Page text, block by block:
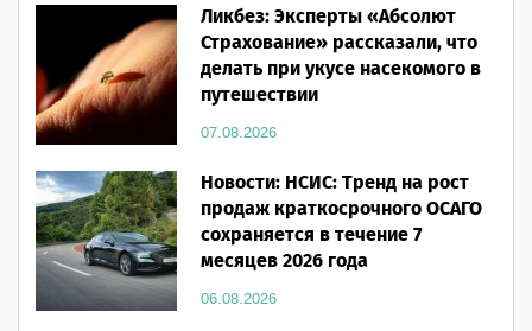
Ликбез: Эксперты «Абсолют
Страхование» рассказали, что
делать при укусе насекомого в
путешествии
07.08.2026
Новости: НСИС: Тренд на рост
продаж краткосрочного ОСАГО
сохраняется в течение 7
месяцев 2026 года
06.08.2026